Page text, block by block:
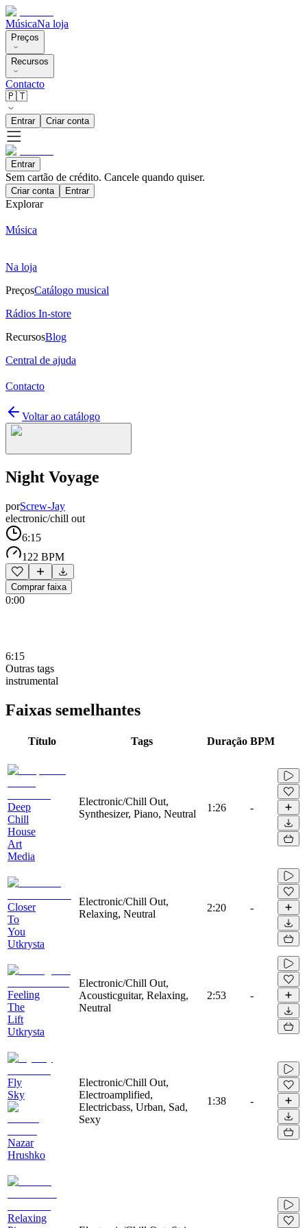
MúsicaNa loja
Preços
Recursos
Contacto
🇵🇹
Entrar Criar conta
Entrar
Sem cartão de crédito. Cancele quando quiser.
Criar conta Entrar
Explorar
Música
Na loja
PreçosCatálogo musical
Rádios In-store
RecursosBlog
Central de ajuda
Contacto
Voltar ao catálogo
Night Voyage
porScrew-Jay
electronic/chill out
6:15
122 BPM
Comprar faixa
0:00
6:15
Outras tags
instrumental
Faixas semelhantes
Título Tags Duração BPM
Deep
Chill
House
Art
Media
Electronic/Chill Out,
Synthesizer, Piano, Neutral
1:26 -
Closer
To
You
Utkrysta
Electronic/Chill Out,
Relaxing, Neutral
2:20 -
Feeling
The
Lift
Utkrysta
Electronic/Chill Out,
Acousticguitar, Relaxing,
Neutral
2:53 -
Fly
Sky
Nazar
Hrushko
Electronic/Chill Out,
Electroamplified,
Electricbass, Urban, Sad,
Sexy
1:38 -
Relaxing